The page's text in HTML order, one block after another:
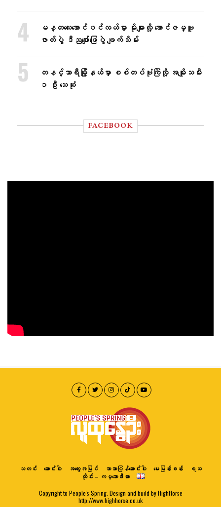
မန္တလေးအောင်ပင်လယ်မှာ မိုးများလို့ အောင်ဇမ္ဗူ
ဇာတ်ပွဲ ဒီညဖျော်ဖြေပွဲ ဖျက်သိမ်း
တနင်္သာရီမြို့နယ်မှာ စစ်တပ်ဗုံးကြဲလို့ အမျိုးသမီး
၁ ဦး သေဆုံး
FACEBOOK
သတင်း ဆောင်းပါး အတွေးအမြင် ဘာသာပြန်ဆောင်းပါး မေးမြန်းခန်း
ရသ
ထိုင်း – ကမ္ဘောဒီးယား
Copyright to People's Spring. Design and build by HighHorse
http://www.highhorse.co.uk